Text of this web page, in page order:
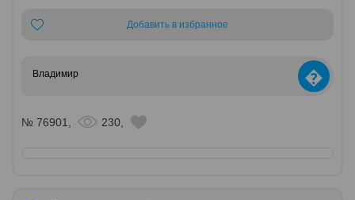
Добавить в избранное
Владимир �
№ 76901, 230,